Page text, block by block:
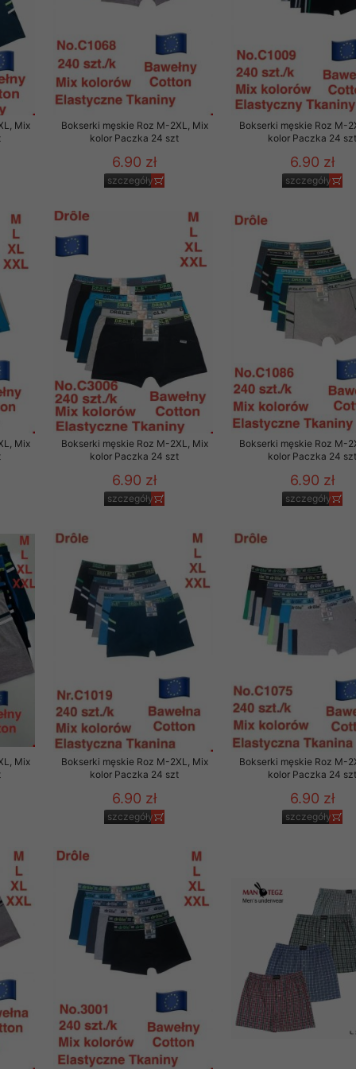
Mix
Bokserki męskie Roz M-2XL, Mix
kolor Paczka 24 szt
6.90 zł
szczegóły
Bokserki męskie Roz M-
kolor Paczka 24
6.90 zł
szczegóły
Mix
Bokserki męskie Roz M-2XL, Mix
kolor Paczka 24 szt
6.90 zł
szczegóły
Bokserki męskie Roz M-
kolor Paczka 24
6.90 zł
szczegóły
Mix
Bokserki męskie Roz M-2XL, Mix
kolor Paczka 24 szt
6.90 zł
szczegóły
Bokserki męskie Roz M-
kolor Paczka 24
6.90 zł
szczegóły
przez OMEZ
wycofanie zgody nie
oraz usunięcia
zautomatyzowanemu
Twoich
osobowych.
udzielonego przez
sierpnia 1997 r. o
przechowujemy na
jedynie uprawnieni
swoich danych w celu
osobom trzecim,
komputerze Klienta
naszej oferty do
internetowej
tych plików
na komputerze
zgodę. Dotyczy to w
przez nas linka
i nowościach w
danych